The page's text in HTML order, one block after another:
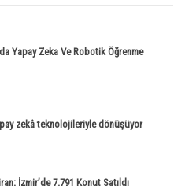
Yapay Zeka Ve Robotik Öğrenme
zekâ teknolojileriyle dönüşüyor
İzmir’de 7.791 Konut Satıldı